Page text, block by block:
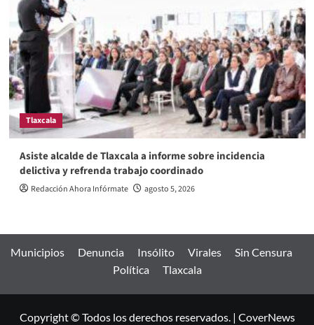
Tlaxcala
Asiste alcalde de Tlaxcala a informe sobre incidencia
delictiva y refrenda trabajo coordinado
Redacción Ahora Infórmate agosto 5, 2026
Municipios Denuncia Insólito Virales
Sin Censura
Política
Tlaxcala
Copyright © Todos los derechos reservados. | CoverNews